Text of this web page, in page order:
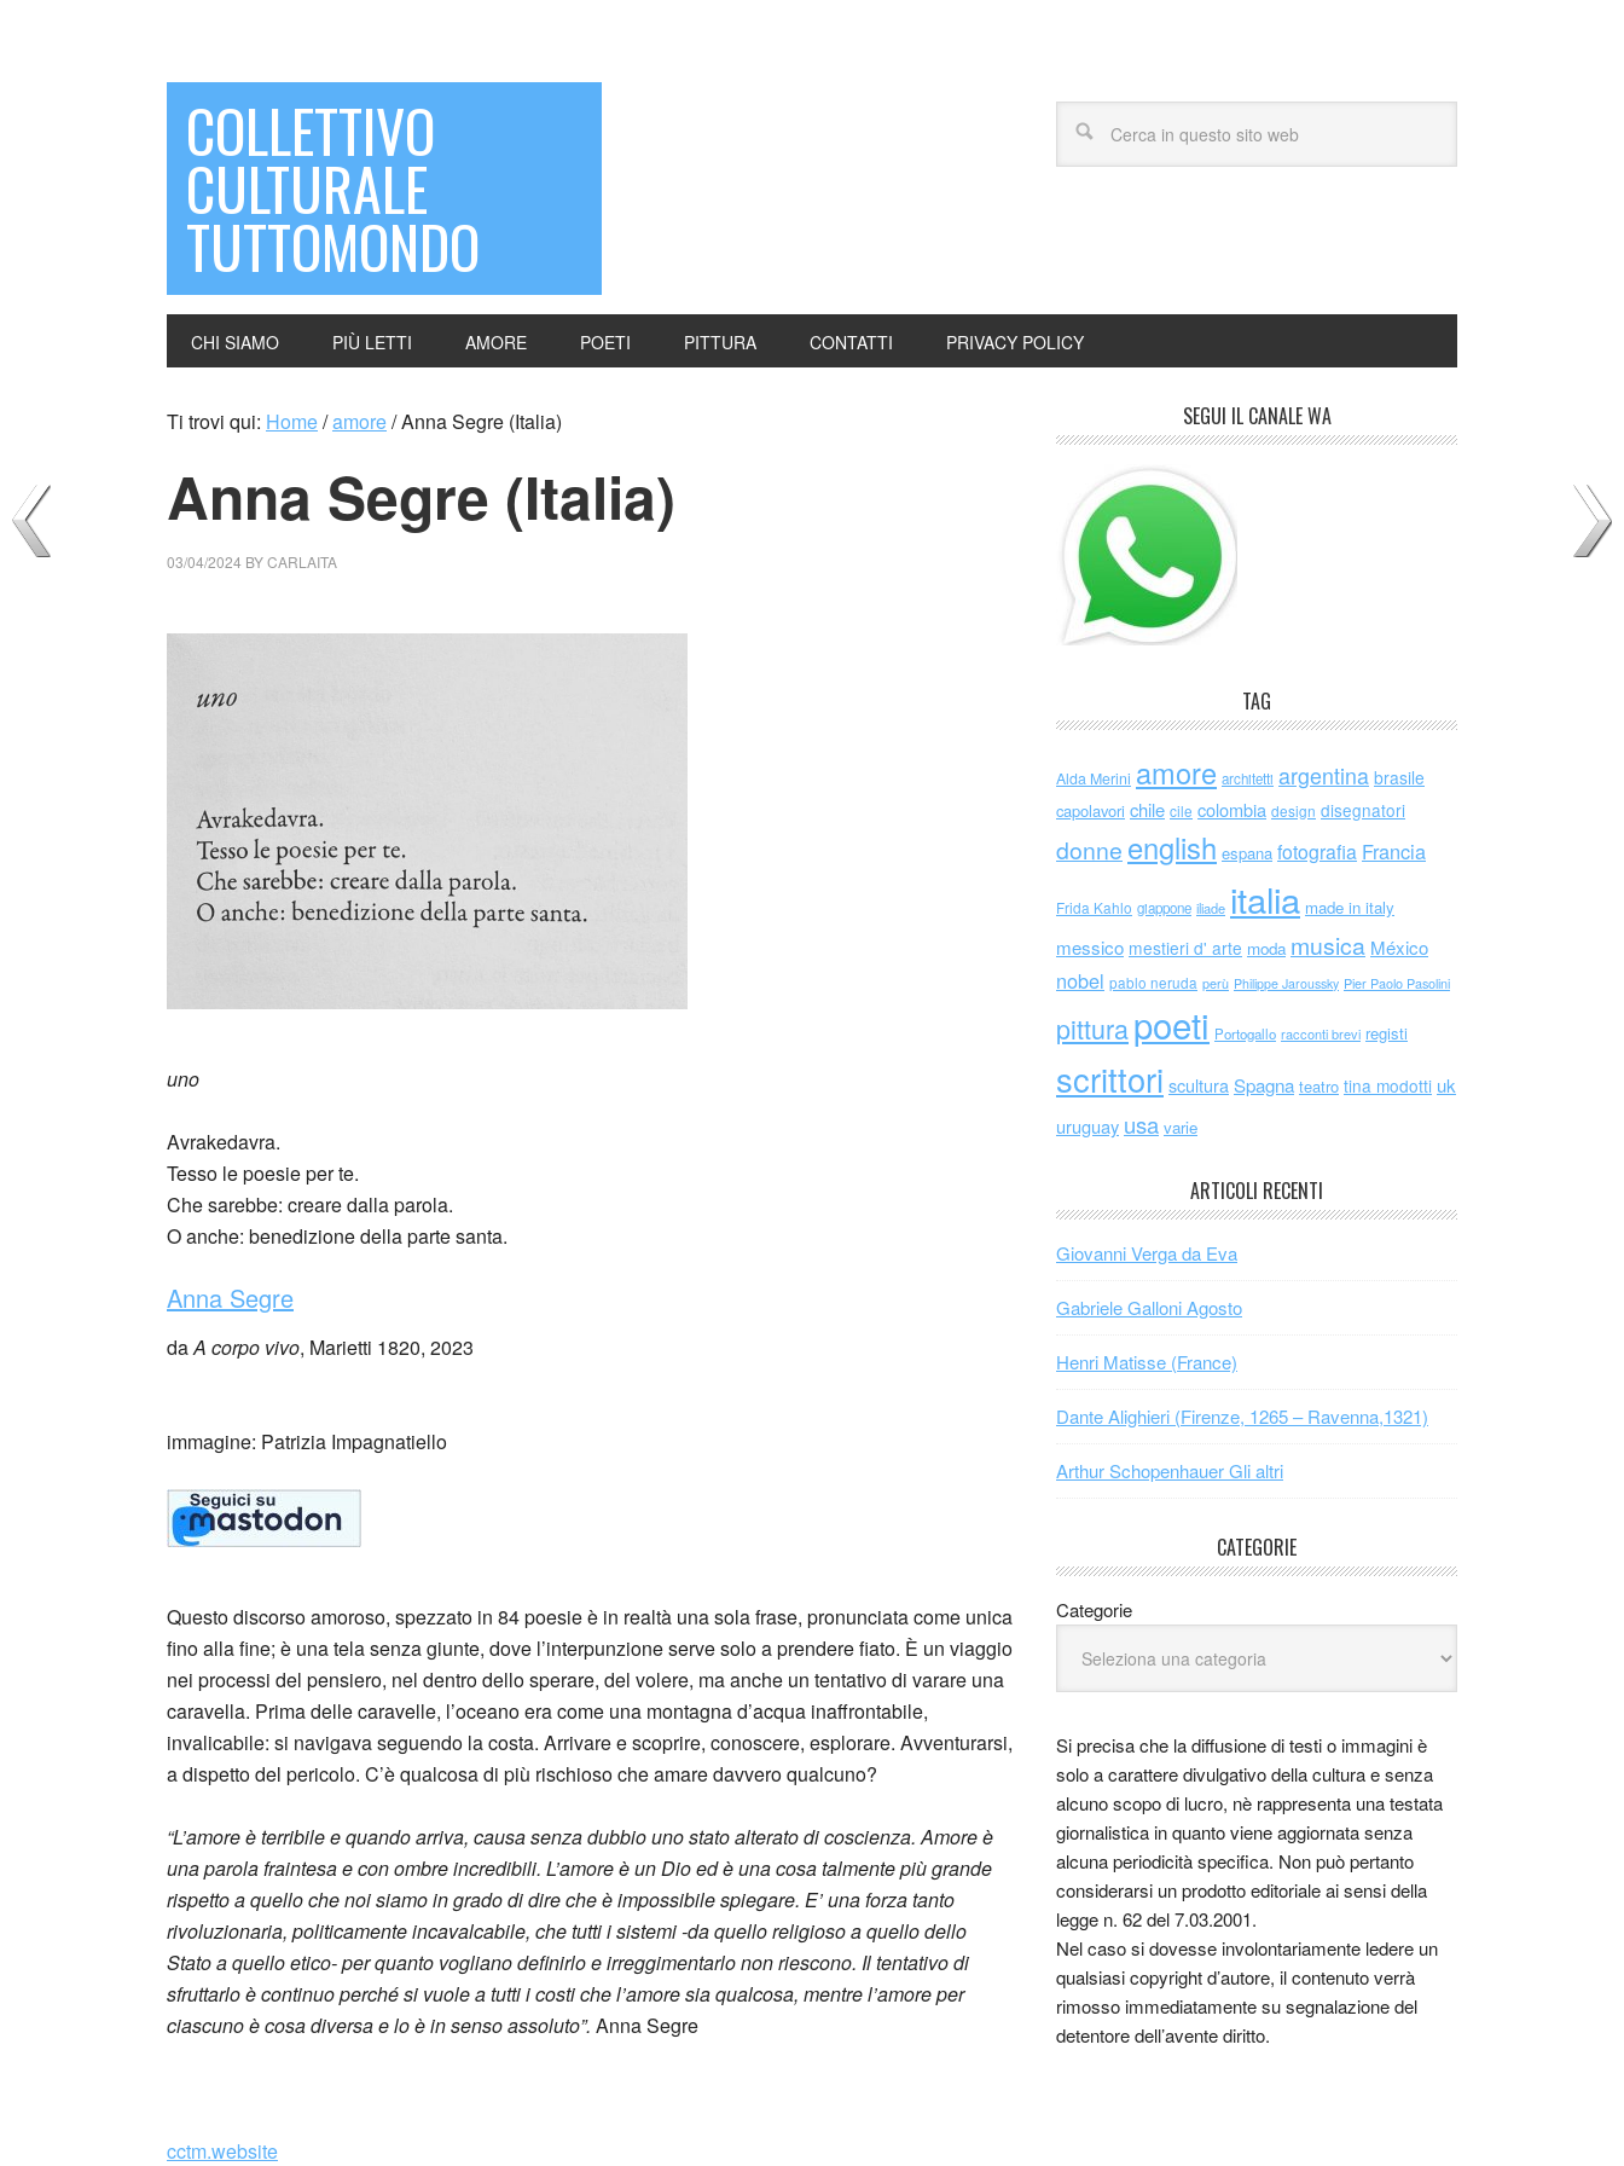
COLLETTIVO
CULTURALE
TUTTOMONDO
CHI SIAMO PIÙ LETTI AMORE POETI PITTURA CONTATTI PRIVACY POLICY
Ti trovi qui: Home/amore/Anna Segre (Italia)
Anna Segre (Italia)
03/04/2024 BYCARLAITA
uno
Avrakedavra.
Tesso le poesie per te.
Che sarebbe: creare dalla parola.
O anche: benedizione della parte santa.
Anna Segre
daA corpo vivo, Marietti 1820, 2023
immagine: Patrizia Impagnatiello
Questo discorso amoroso, spezzato in 84 poesie è in realtà una sola frase, pronunciata come unica
fino alla fine; è una tela senza giunte, dove l’interpunzione serve solo a prendere fiato. È un viaggio
nei processi del pensiero, nel dentro dello sperare, del volere, ma anche un tentativo di varare una
caravella. Prima delle caravelle, l’oceano era come una montagna d’acqua inaffrontabile,
invalicabile: si navigava seguendo la costa. Arrivare e scoprire, conoscere, esplorare. Avventurarsi,
a dispetto del pericolo. C’è qualcosa di più rischioso che amare davvero qualcuno?
“L’amore è terribile e quando arriva, causa senza dubbio uno stato alterato di coscienza. Amore è
una parola fraintesa e con ombre incredibili. L’amore è un Dio ed è una cosa talmente più grande
rispetto a quello che noi siamo in grado di dire che è impossibile spiegare. E’ una forza tanto
rivoluzionaria, politicamente incavalcabile, che tutti i sistemi -da quello religioso a quello dello
Stato a quello etico- per quanto vogliano definirlo e irreggimentarlo non riescono. Il tentativo di
sfruttarlo è continuo perché si vuole a tutti i costi che l’amore sia qualcosa, mentre l’amore per
ciascuno è cosa diversa e lo è in senso assoluto”. Anna Segre
cctm.website
SEGUI IL CANALE WA
TAG
Alda Merini amore architetti argentina brasile
capolavori chile cile colombia design disegnatori
donne english espana fotografia Francia
Frida Kahlo giappone iliade italia made in italy
messico mestieri d' arte moda musica México
nobel pablo neruda perù Philippe Jaroussky Pier Paolo Pasolini
pitturapoeti Portogallo racconti brevi registi
scrittori scultura Spagna teatro tina modotti uk
uruguay usa varie
ARTICOLI RECENTI
Giovanni Verga da Eva
Gabriele Galloni Agosto
Henri Matisse (France)
Dante Alighieri (Firenze, 1265 – Ravenna,1321)
Arthur Schopenhauer Gli altri
CATEGORIE
Categorie
Si precisa che la diffusione di testi o immagini è
solo a carattere divulgativo della cultura e senza
alcuno scopo di lucro, nè rappresenta una testata
giornalistica in quanto viene aggiornata senza
alcuna periodicità specifica. Non può pertanto
considerarsi un prodotto editoriale ai sensi della
legge n. 62 del 7.03.2001.
Nel caso si dovesse involontariamente ledere un
qualsiasi copyright d’autore, il contenuto verrà
rimosso immediatamente su segnalazione del
detentore dell’avente diritto.